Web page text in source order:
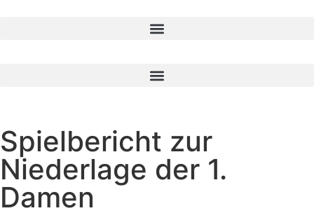
Spielbericht zur
Niederlage der 1.
Damen